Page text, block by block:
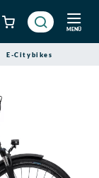
MENÜ
E-Citybikes